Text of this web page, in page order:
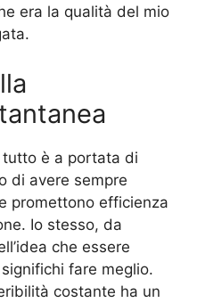
era la qualità del mio
tutto è a portata di
di avere sempre
promettono efficienza
Io stesso, da
che essere
fare meglio.
costante ha un